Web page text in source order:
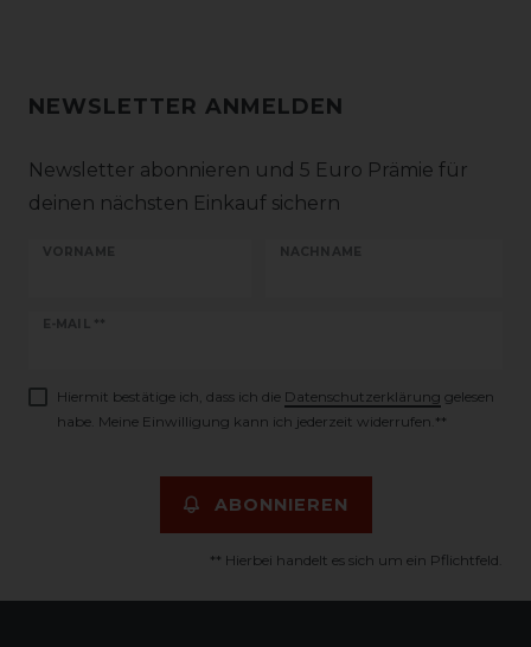
NEWSLETTER ANMELDEN
Newsletter abonnieren und 5 Euro Prämie für
deinen nächsten Einkauf sichern
VORNAME NACHNAME
E-MAIL **
Newsletter
Hiermit bestätige ich, dass ich die Daten­schutz­erklärung gelesen
habe. Meine Einwilligung kann ich jederzeit widerrufen.**
ABONNIEREN
** Hierbei handelt es sich um ein Pflichtfeld.